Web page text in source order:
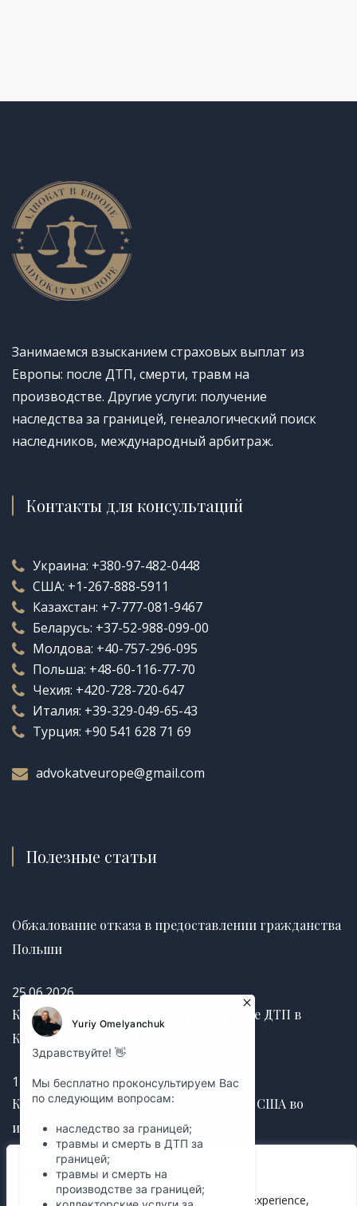
We value your privacy
We use cookies to enhance your browsing experience,
Занимаемся взысканием страховых выплат из
Европы: после ДТП, смерти, травм на
производстве. Другие услуги: получение
наследства за границей, генеалогический поиск
наследников, международный арбитраж.
Контакты для консультаций
Украина: +380-97-482-0448
США: +1-267-888-5911
Казахстан: +7-777-081-9467
Беларусь: +37-52-988-099-00
Молдова: +40-757-296-095
Польша: +48-60-116-77-70
Чехия: +420-728-720-647
Италия: +39-329-049-65-43
Турция: +90 541 628 71 69
advokatveurope@gmail.com
Полезные статьи
Обжалование отказа в предоставлении гражданства
Польши
25.06.2026
Как получить страховую выплату после ДТП в
Канаде без задержек
12.03.2025
Как правильно оформить завещание в США во
избежание судебных споров
12.03.2025